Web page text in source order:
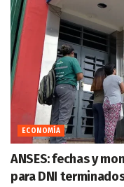
ECONOMÍA
ANSES: fechas y
para DNI